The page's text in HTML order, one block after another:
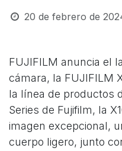
20 de febrero de
FUJIFILM anuncia el
cámara, la FUJIFILM
la línea de productos
Series de Fujifilm, la
imagen excepcional,
cuerpo ligero, junto